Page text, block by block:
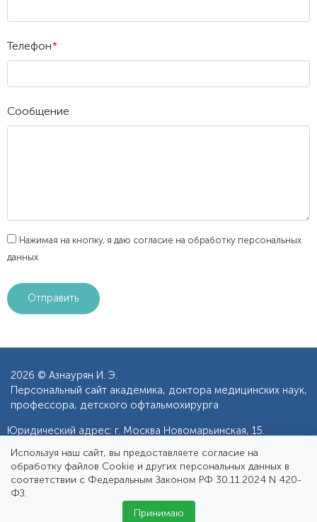
Телефон*
Сообщение
Нажимая на кнопку, я даю согласие на обработку персональных
данных
2026 © Азнаурян И. Э.
Персональный сайт академика, доктора медицинских наук,
профессора, детского офтальмохирурга
Юридический адрес: г. Москва Новомарьинская, 15.
Записаться на прием РУС ENG
Используя наш сайт, вы предоставляете согласие на
обработку файлов Cookie и других персональных данных в
соответствии с Федеральным Законом РФ 30.11.2024 N 420-
ФЗ.
Принимаю